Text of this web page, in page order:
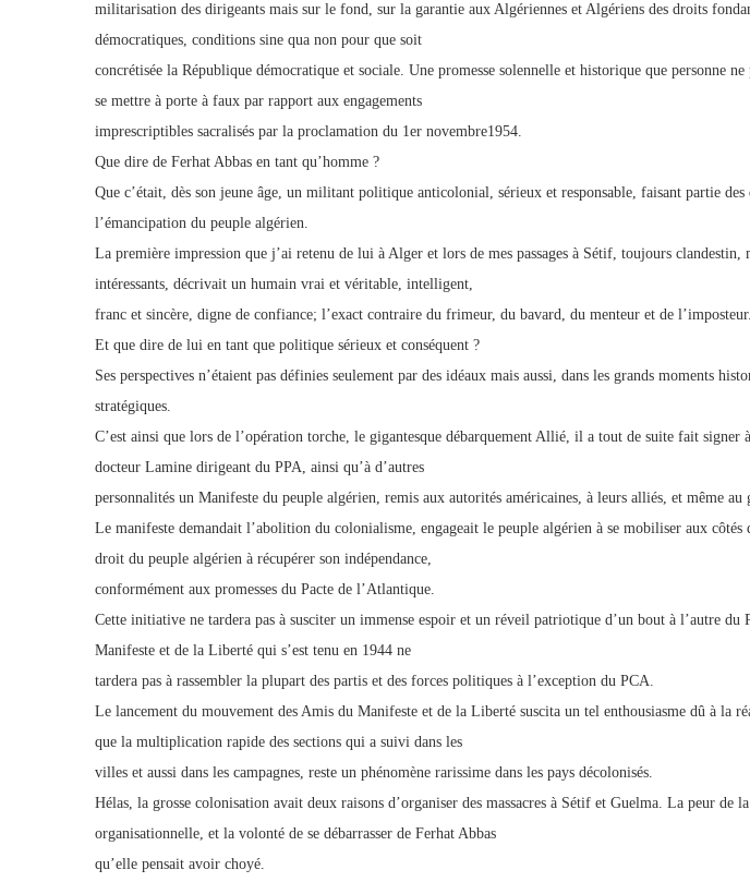
militarisation des dirigeants mais sur le fond, sur la garantie aux Algériennes et Algériens des droits
démocratiques, conditions sine qua non pour que soit
concrétisée la République démocratique et sociale. Une promesse solennelle et historique que personne ne
se mettre à porte à faux par rapport aux engagements
imprescriptibles sacralisés par la proclamation du 1er novembre1954.
Que dire de Ferhat Abbas en tant qu’homme ?
Que c’était, dès son jeune âge, un militant politique anticolonial, sérieux et responsable, faisant partie des
l’émancipation du peuple algérien.
La première impression que j’ai retenu de lui à Alger et lors de mes passages à Sétif, toujours clandestin,
intéressants, décrivait un humain vrai et véritable, intelligent,
franc et sincère, digne de confiance; l’exact contraire du frimeur, du bavard, du menteur et de l’imposteur.
Et que dire de lui en tant que politique sérieux et conséquent ?
Ses perspectives n’étaient pas définies seulement par des idéaux mais aussi, dans les grands moments
stratégiques.
C’est ainsi que lors de l’opération torche, le gigantesque débarquement Allié, il a tout de suite fait signer
docteur Lamine dirigeant du PPA, ainsi qu’à d’autres
personnalités un Manifeste du peuple algérien, remis aux autorités américaines, à leurs alliés, et même au
Le manifeste demandait l’abolition du colonialisme, engageait le peuple algérien à se mobiliser aux
droit du peuple algérien à récupérer son indépendance,
conformément aux promesses du Pacte de l’Atlantique.
Cette initiative ne tardera pas à susciter un immense espoir et un réveil patriotique d’un bout à l’autre du
Manifeste et de la Liberté qui s’est tenu en 1944 ne
tardera pas à rassembler la plupart des partis et des forces politiques à l’exception du PCA.
Le lancement du mouvement des Amis du Manifeste et de la Liberté suscita un tel enthousiasme dû à la
que la multiplication rapide des sections qui a suivi dans les
villes et aussi dans les campagnes, reste un phénomène rarissime dans les pays décolonisés.
Hélas, la grosse colonisation avait deux raisons d’organiser des massacres à Sétif et Guelma. La peur de
organisationnelle, et la volonté de se débarrasser de Ferhat Abbas
qu’elle pensait avoir choyé.